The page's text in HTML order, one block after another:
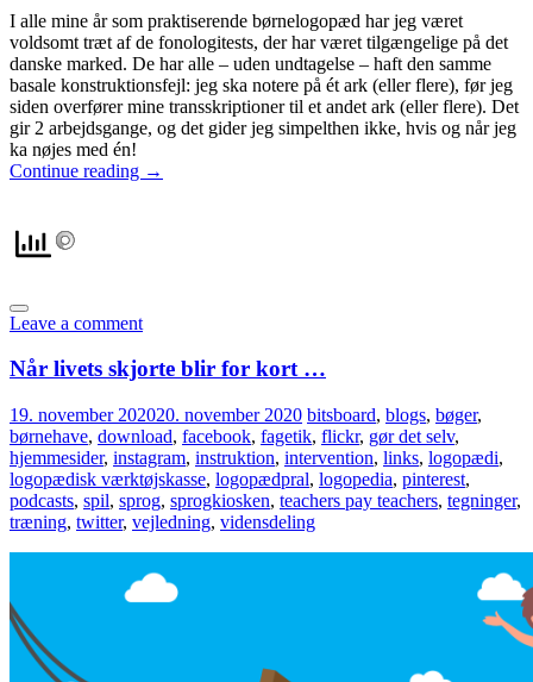
I alle mine år som praktiserende børnelogopæd har jeg været
voldsomt træt af de fonologitests, der har været tilgængelige på det
danske marked. De har alle – uden undtagelse – haft den samme
basale konstruktionsfejl: jeg ska notere på ét ark (eller flere), før jeg
siden overfører mine transskriptioner til et andet ark (eller flere). Det
gir 2 arbejdsgange, og det gider jeg simpelthen ikke, hvis og når jeg
ka nøjes med én!
Continue reading →
Leave a comment
Når livets skjorte blir for kort …
19. november 202020. november 2020 bitsboard, blogs, bøger,
børnehave, download, facebook, fagetik, flickr, gør det selv,
hjemmesider, instagram, instruktion, intervention, links, logopædi,
logopædisk værktøjskasse, logopædpral, logopedia, pinterest,
podcasts, spil, sprog, sprogkiosken, teachers pay teachers, tegninger,
træning, twitter, vejledning, vidensdeling